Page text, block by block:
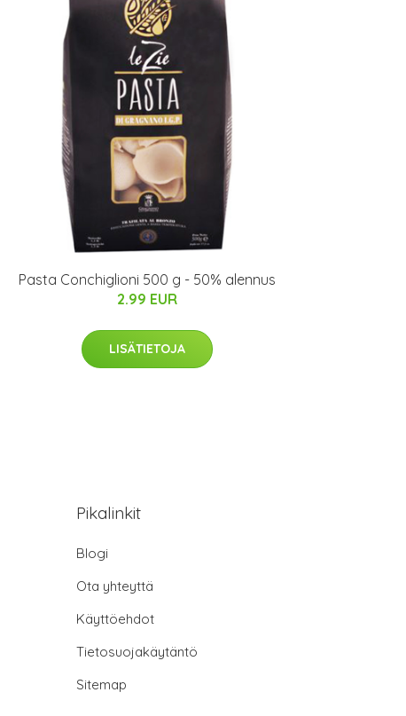
Pasta Conchiglioni 500 g - 50% alennus
2.99 EUR
LISÄTIETOJA
Pikalinkit
Blogi
Ota yhteyttä
Käyttöehdot
Tietosuojakäytäntö
Sitemap